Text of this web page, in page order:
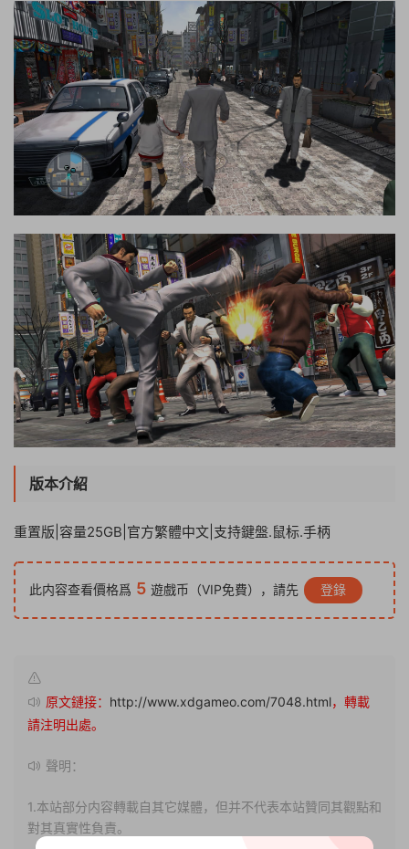
版本介紹
重置版|容量25GB|官方繁體中文|支持鍵盤.鼠标.手柄
此内容查看價格爲 5 遊戲币（VIP免費），請先 登錄
原文鏈接： http://www.xdgameo.com/7048.html，轉載
請注明出處。
聲明：
1.本站部分内容轉載自其它媒體，但并不代表本站贊同其觀點和
對其真實性負責。